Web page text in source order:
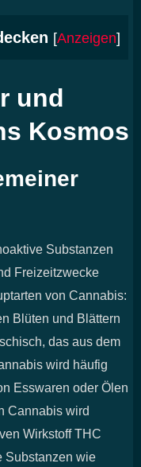
[Anzeigen]
und
Kosmos
Substanzen
Freizeitzwecke
von Cannabis:
Blüten und Blättern
das aus dem
wird häufig
Esswaren oder Ölen
Cannabis wird
Wirkstoff THC
Substanzen wie